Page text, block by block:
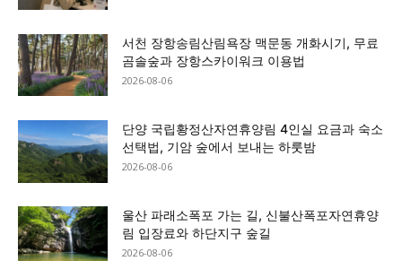
서천 장항송림산림욕장 맥문동 개화시기, 무료
곰솔숲과 장항스카이워크 이용법
2026-08-06
단양 국립황정산자연휴양림 4인실 요금과 숙소
선택법, 기암 숲에서 보내는 하룻밤
2026-08-06
울산 파래소폭포 가는 길, 신불산폭포자연휴양
림 입장료와 하단지구 숲길
2026-08-06